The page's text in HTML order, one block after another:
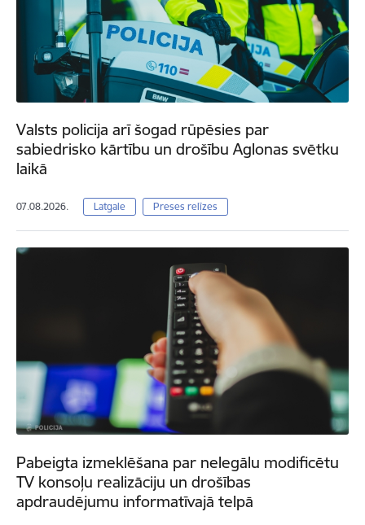
Valsts policija arī šogad rūpēsies par
sabiedrisko kārtību un drošību Aglonas svētku
laikā
07.08.2026. Latgale Preses relīzes
Pabeigta izmeklēšana par nelegālu modificētu
TV konsoļu realizāciju un drošības
apdraudējumu informatīvajā telpā